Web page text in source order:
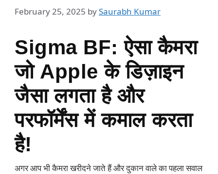
February 25, 2025 bySaurabh Kumar
Sigma BF: ऐसा कैमरा
जो Apple के डिज़ाइन
जैसा लगता है और
परफॉर्मेंस में कमाल करता
है!
अगर आप भी कैमरा खरीदने जाते हैं और दुकान वाले का पहला सवाल